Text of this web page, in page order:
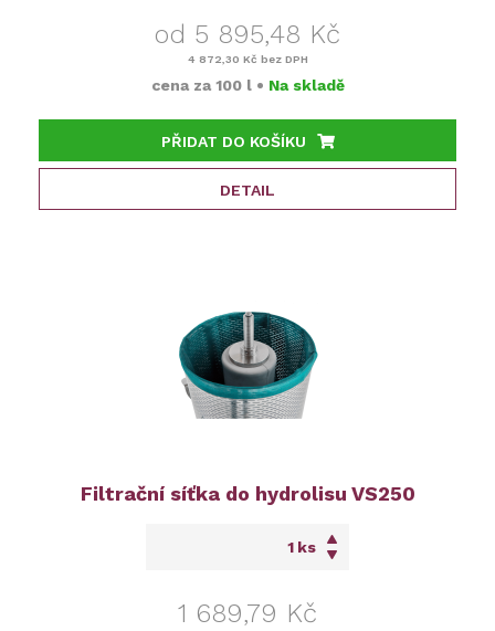
od 5 895,48 Kč
4 872,30 Kč bez DPH
cena za 100 l • Na skladě
PŘIDAT DO KOŠÍKU
DETAIL
Filtrační síťka do hydrolisu VS250
ks
1 689,79 Kč